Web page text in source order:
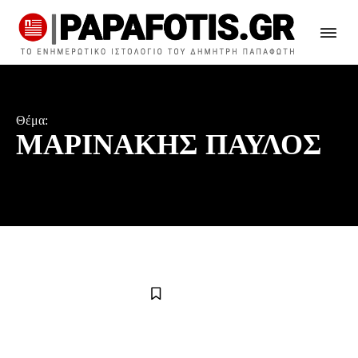
Θέμα:
ΜΑΡΙΝΑΚΗΣ ΠΑΥΛΟΣ